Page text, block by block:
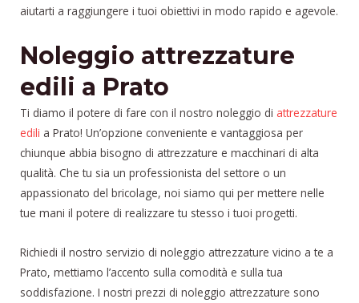
aiutarti a raggiungere i tuoi obiettivi in modo rapido e agevole.
Noleggio attrezzature
edili a Prato
Ti diamo il potere di fare con il nostro noleggio di attrezzature
edili a Prato! Un’opzione conveniente e vantaggiosa per
chiunque abbia bisogno di attrezzature e macchinari di alta
qualità. Che tu sia un professionista del settore o un
appassionato del bricolage, noi siamo qui per mettere nelle
tue mani il potere di realizzare tu stesso i tuoi progetti.
Richiedi il nostro servizio di noleggio attrezzature vicino a te a
Prato, mettiamo l’accento sulla comodità e sulla tua
soddisfazione. I nostri prezzi di noleggio attrezzature sono